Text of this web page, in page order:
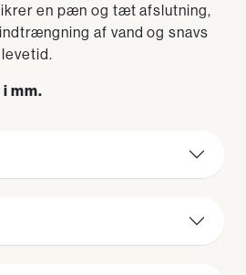
en pæn og tæt afslutning,
af vand og snavs
mm.